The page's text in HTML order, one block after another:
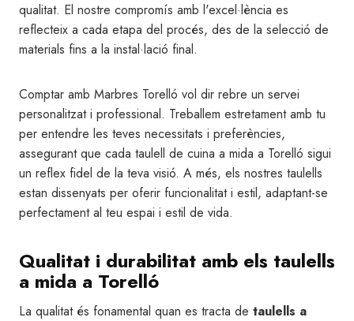
qualitat. El nostre compromís amb l'excel·lència es
reflecteix a cada etapa del procés, des de la selecció de
materials fins a la instal·lació final.
Comptar amb Marbres Torelló vol dir rebre un servei
personalitzat i professional. Treballem estretament amb tu
per entendre les teves necessitats i preferències,
assegurant que cada taulell de cuina a mida a Torelló sigui
un reflex fidel de la teva visió. A més, els nostres taulells
estan dissenyats per oferir funcionalitat i estil, adaptant-se
perfectament al teu espai i estil de vida.
Qualitat i durabilitat amb els taulells
a mida a Torelló
La qualitat és fonamental quan es tracta de taulells a